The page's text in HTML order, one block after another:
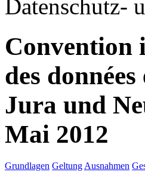
Datenschutz-
Convention
des
Jura und
Mai 2012
Grundlagen Geltung Ausnahmen